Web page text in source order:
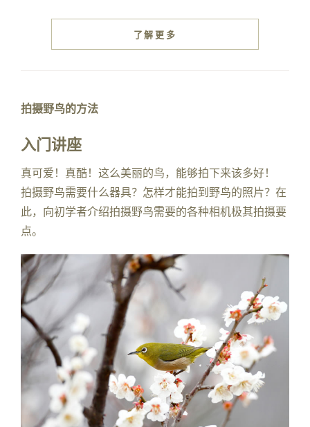
了解更多
拍摄野鸟的方法
入门讲座
真可爱！真酷！这么美丽的鸟，能够拍下来该多好！
拍摄野鸟需要什么器具？怎样才能拍到野鸟的照片？在
此，向初学者介绍拍摄野鸟需要的各种相机极其拍摄要
点。